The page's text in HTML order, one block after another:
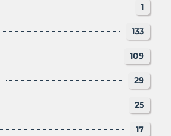
1
133
109
29
25
17